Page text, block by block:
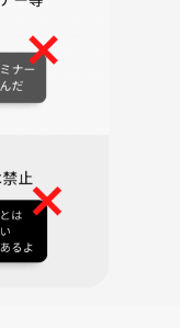
沢山参加します！
フへ伝えます
ァー（荷物置き場）に
しい資料などを持ちま
ます。２人以上そろっ
ぜひ名刺交換をテーブ